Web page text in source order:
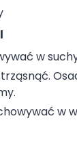
w
w